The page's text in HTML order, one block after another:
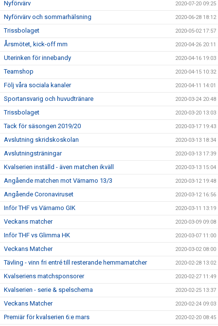
Nyförvärv 2020-07-20 09:25
Nyförvärv och sommarhälsning 2020-06-28 18:12
Trissbolaget 2020-05-02 17:57
Årsmötet, kick-off mm 2020-04-26 20:11
Uterinken för innebandy 2020-04-16 19:03
Teamshop 2020-04-15 10:32
Följ våra sociala kanaler 2020-04-11 14:01
Sportansvarig och huvudtränare 2020-03-24 20:48
Trissbolaget 2020-03-20 13:03
Tack för säsongen 2019/20 2020-03-17 19:43
Avslutning skridskoskolan 2020-03-13 18:34
Avslutningsträningar 2020-03-13 17:39
Kvalserien inställd - även matchen ikväll 2020-03-13 15:04
Angående matchen mot Värnamo 13/3 2020-03-12 19:48
Angående Coronaviruset 2020-03-12 16:56
Inför THF vs Värnamo GIK 2020-03-11 13:19
Veckans matcher 2020-03-09 09:08
Inför THF vs Glimma HK 2020-03-07 11:00
Veckans Matcher 2020-03-02 08:00
Tävling - vinn fri entré till resterande hemmamatcher 2020-02-28 13:02
Kvalseriens matchsponsorer 2020-02-27 11:49
Kvalserien - serie & spelschema 2020-02-25 13:37
Veckans Matcher 2020-02-24 09:03
Premiär för kvalserien 6:e mars 2020-02-20 08:45